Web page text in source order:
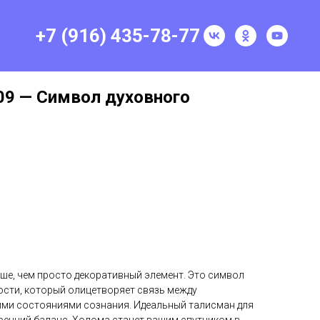
+7 (916) 435-78-77
— Символ духовного
чем просто декоративный элемент. Это символ
который олицетворяет связь между
состояниями сознания. Идеальный талисман для